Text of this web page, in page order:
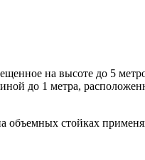
на высоте до 5
до 1 метра,
объемных стойках